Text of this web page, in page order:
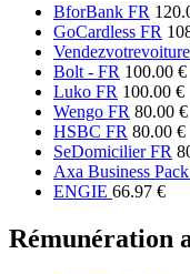
BforBank FR
GoCardless FR
Bolt - FR 100.00 €
Luko FR 100.00 €
Wengo FR 80.00 €
HSBC FR 80.00 €
SeDomicilier FR
Axa Business
ENGIE 66.97 €
Rémunération